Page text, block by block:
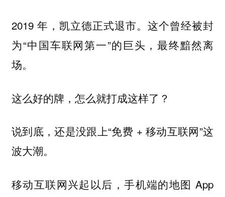
2019 年，凯立德正式退市。这个曾经被封
为“中国车联网第一”的巨头，最终黯然离
场。
这么好的牌，怎么就打成这样了？
说到底，还是没跟上“免费 + 移动互联网”这
波大潮。
移动互联网兴起以后，手机端的地图 App